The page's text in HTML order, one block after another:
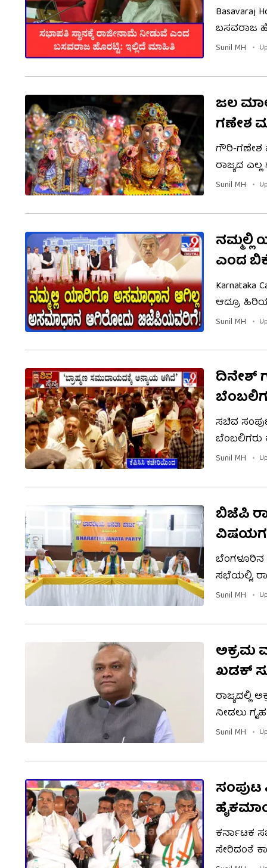
ಬಸವರಾಜ
ಸಲೀಂ
Sunil MH
ಜಲ
ಗಣೇಶ
ಗೌರಿ-ಗಣೇಶ
ರಾಜ್ಯದ
ಮಾಹಿತ
Sunil MH
ಎಂದ
Karnataka
ಆದ್ರೂ
Sunil MH
ದಿನೇಶ್
ಸಚಿವ
ಬೆಂಬಲಿಗರು
Sunil MH
ಬಿಜೆಪಿ
ಬೆಂಗಳೂರಿನ
ಸಭೆಯಲ್ಲಿ,
ಸರ್ಕಾರದ
Sunil MH
ಅಕ್ರಮ
ಖಡಕ್
ರಾಜ್ಯದಲ್ಲಿ
ನೀಡಲು
ಅಡಿ ಕ್ರಮ
Sunil MH
ಸಂಪುಟ
ಕರ್ನಾಟಕ
ಸೇರಿದಂತೆ